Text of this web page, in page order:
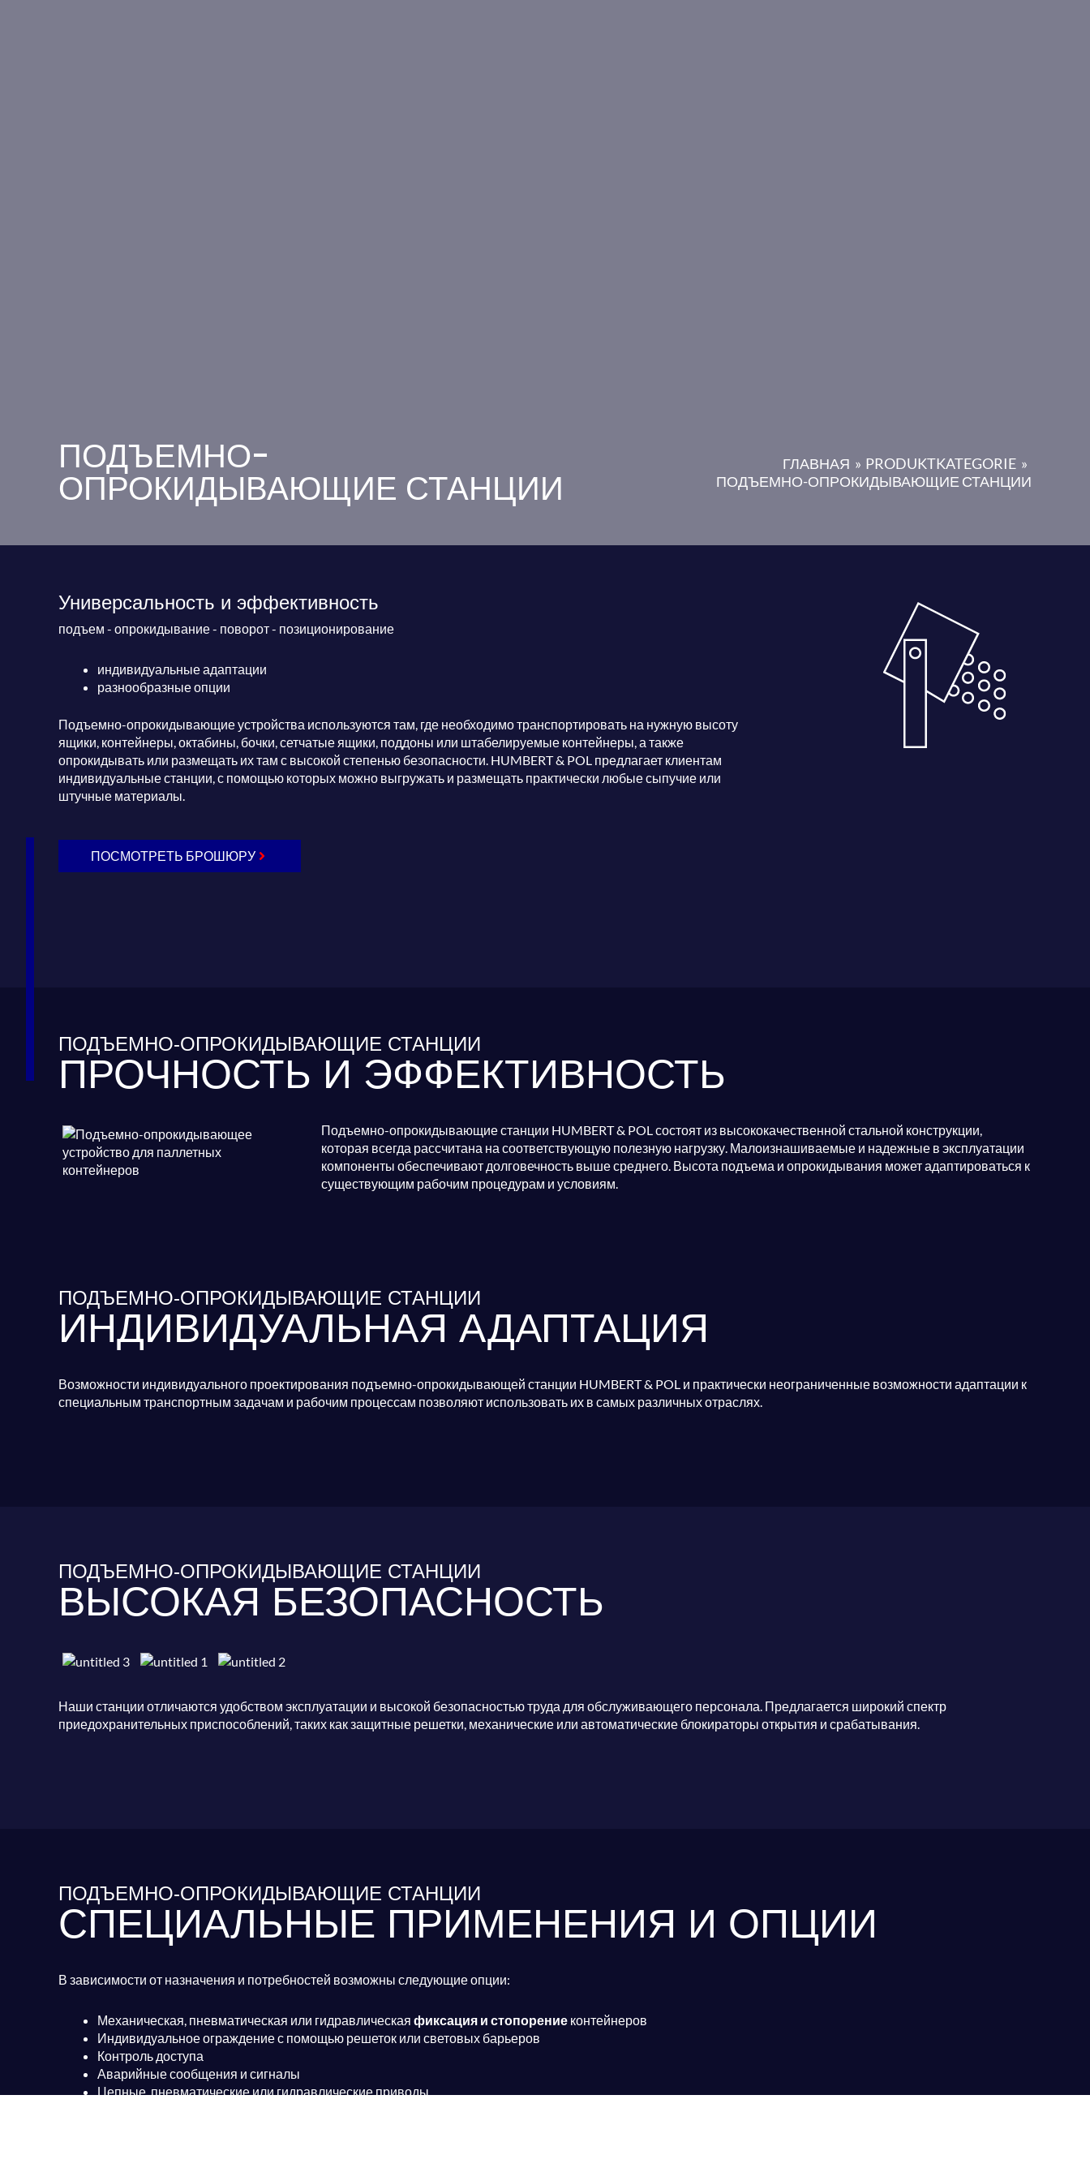
ПОДЪЕМНО-
ОПРОКИДЫВАЮЩИЕ СТАНЦИИ
ГЛАВНАЯ
PRODUKTKATEGORIE
ПОДЪЕМНО-ОПРОКИДЫВАЮЩИЕ СТАНЦИИ
Универсальность и эффективность
подъем - опрокидывание - поворот - позиционирование
индивидуальные адаптации
разнообразные опции
Подъемно-опрокидывающие устройства используются там, где необходимо транспортировать на нужную высоту
ящики, контейнеры, октабины, бочки, сетчатые ящики, поддоны или штабелируемые контейнеры, а также
опрокидывать или размещать их там с высокой степенью безопасности. HUMBERT & POL предлагает клиентам
индивидуальные станции, с помощью которых можно выгружать и размещать практически любые сыпучие или
штучные материалы.
ПОСМОТРЕТЬ БРОШЮРУ
ПОДЪЕМНО-ОПРОКИДЫВАЮЩИЕ СТАНЦИИ
ПРОЧНОСТЬ И ЭФФЕКТИВНОСТЬ
Подъемно-опрокидывающие станции HUMBERT & POL состоят из высококачественной стальной конструкции,
которая всегда рассчитана на соответствующую полезную нагрузку. Малоизнашиваемые и надежные в эксплуатации
компоненты обеспечивают долговечность выше среднего. Высота подъема и опрокидывания может адаптироваться к
существующим рабочим процедурам и условиям.
ПОДЪЕМНО-ОПРОКИДЫВАЮЩИЕ СТАНЦИИ
ИНДИВИДУАЛЬНАЯ АДАПТАЦИЯ
Возможности индивидуального проектирования подъемно-опрокидывающей станции HUMBERT & POL и практически неограниченные возможности адаптации к
специальным транспортным задачам и рабочим процессам позволяют использовать их в самых различных отраслях.
ПОДЪЕМНО-ОПРОКИДЫВАЮЩИЕ СТАНЦИИ
ВЫСОКАЯ БЕЗОПАСНОСТЬ
Наши станции отличаются удобством эксплуатации и высокой безопасностью труда для обслуживающего персонала. Предлагается широкий спектр
приедохранительных приспособлений, таких как защитные решетки, механические или автоматические блокираторы открытия и срабатывания.
ПОДЪЕМНО-ОПРОКИДЫВАЮЩИЕ СТАНЦИИ
СПЕЦИАЛЬНЫЕ ПРИМЕНЕНИЯ И ОПЦИИ
В зависимости от назначения и потребностей возможны следующие опции:
Механическая, пневматическая или гидравлическая фиксация и стопорение контейнеров
Индивидуальное ограждение с помощью решеток или световых барьеров
Контроль доступа
Аварийные сообщения и сигналы
Цепные, пневматические или гидравлические приводы